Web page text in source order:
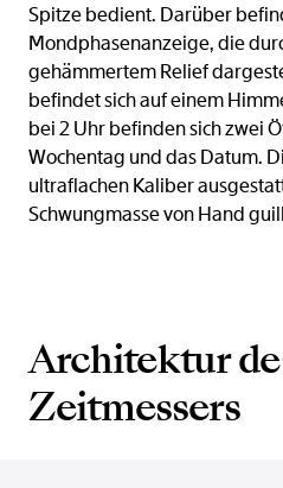
Spitze bedient. Darüber
Mondphasenanzeige, die
gehämmertem Relief
befindet sich auf einem
bei 2 Uhr befinden sich zwei
Wochentag und das Datum.
ultraflachen Kaliber
Schwungmasse von Hand
Architektur
Zeitmessers